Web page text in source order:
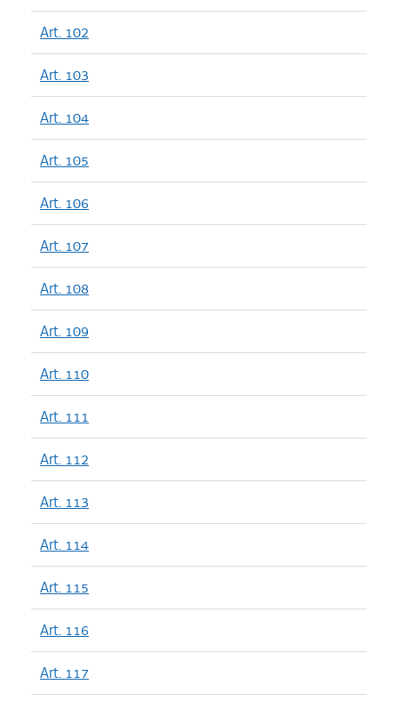
Art. 102
Art. 103
Art. 104
Art. 105
Art. 106
Art. 107
Art. 108
Art. 109
Art. 110
Art. 111
Art. 112
Art. 113
Art. 114
Art. 115
Art. 116
Art. 117